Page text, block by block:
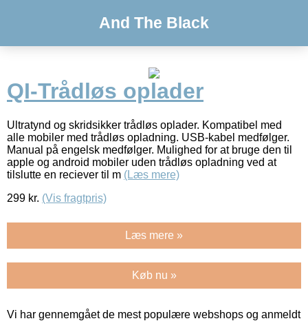
And The Black
QI-Trådløs oplader
Ultratynd og skridsikker trådløs oplader. Kompatibel med
alle mobiler med trådløs opladning. USB-kabel medfølger.
Manual på engelsk medfølger. Mulighed for at bruge den til
apple og android mobiler uden trådløs opladning ved at
tilslutte en reciever til m (Læs mere)
299 kr. (Vis fragtpris)
Læs mere »
Køb nu »
Vi har gennemgået de mest populære webshops og anmeldt